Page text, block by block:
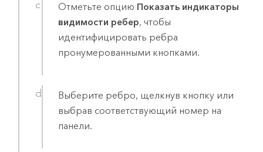
Отметьте опцию Показать индикаторы
видимости ребер, чтобы
идентифицировать ребра
пронумерованными кнопками.
Выберите ребро, щелкнув кнопку или
выбрав соответствующий номер на
панели.